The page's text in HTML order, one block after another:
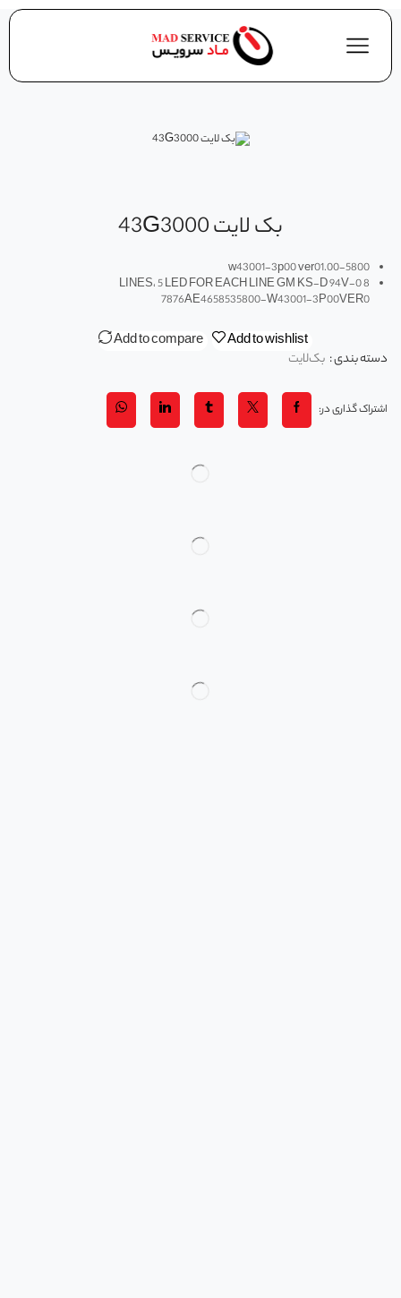
بک لايت 43G3000
5800-w43001-3p00 ver01.00
8 LINES، 5 LED FOR EACH LINE GM KS-D 94V-0
7876AE4658535800-W43001-3P00VER0
Add to wishlist
Add to compare
دسته بندی : بک‌لایت
اشتراک گذاری در: